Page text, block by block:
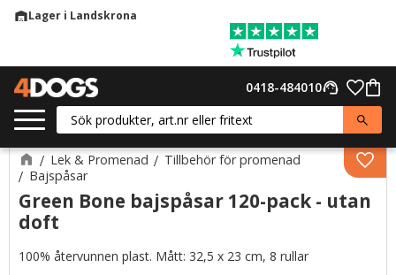
warehouseLager i Landskrona
support_agent
0418-484010
Lek & Promenad
Tillbehör för promenad
Bajspåsar
Green Bone bajspåsar 120-pack - utan
doft
100% återvunnen plast. Mått: 32,5 x 23 cm, 8 rullar